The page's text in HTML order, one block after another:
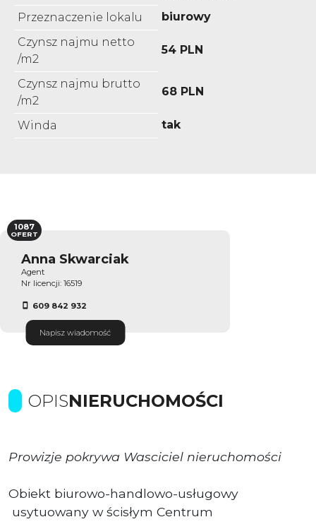
Przeznaczenie lokalu
biurowy
Czynsz najmu netto
/m2
54 PLN
Czynsz najmu brutto
/m2
68 PLN
Winda tak
Anna Skwarciak
Agent
Nr licencji: 16519
609 842 932
Napisz wiadomość
1087
OFERT
OPISNIERUCHOMOŚCI
Prowizje pokrywa Wasciciel nieruchomości
Obiekt biurowo-handlowo-usługowy
usytuowany w ścisłym Centrum